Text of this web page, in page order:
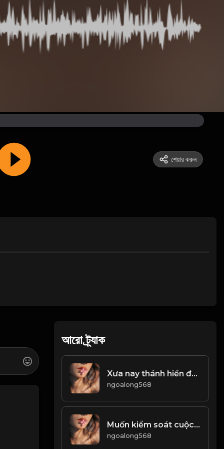
শেয়ার করুন
আরো ট্র্যাক
Xưa nay thánh hiền đều tịch mịch Chỉ phường thơ rượu thích lưu danh! Đạo
ngoalong568
Muốn kiểm soát cuộc sống tốt đẹp của mình thì phải có một tâm thái ổn định! Đạo
ngoalong568